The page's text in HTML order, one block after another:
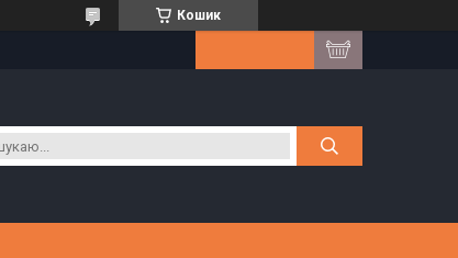
Кошик